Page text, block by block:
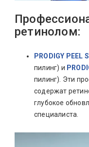
ретинолом:
PRODIGY PEEL
пилинг) и
пилинг). Эти
содержат
глубокое
специалиста.